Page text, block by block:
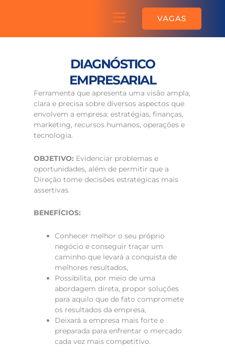
conteúdo
MenuVAGAS
DIAGNÓSTICO
EMPRESARIAL
Ferramenta que apresenta uma visão ampla,
clara e precisa sobre diversos aspectos que
envolvem a empresa: estratégias, finanças,
marketing, recursos humanos, operações e
tecnologia.
OBJETIVO: Evidenciar problemas e
oportunidades, além de permitir que a
Direção tome decisões estratégicas mais
assertivas.
BENEFÍCIOS:
Conhecer melhor o seu próprio
negócio e conseguir traçar um
caminho que levará a conquista de
melhores resultados,
Possibilita, por meio de uma
abordagem direta, propor soluções
para aquilo que de fato compromete
os resultados da empresa,
Deixará a empresa mais forte e
preparada para enfrentar o mercado
cada vez mais competitivo.